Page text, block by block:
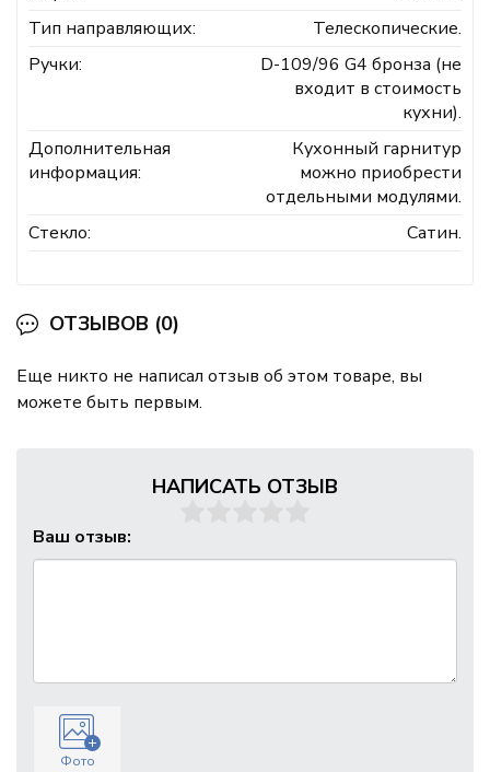
Тип направляющих:
Телескопические.
Ручки:
D-109/96 G4 бронза (не
входит в стоимость
кухни).
Дополнительная
информация:
Кухонный гарнитур
можно приобрести
отдельными модулями.
Стекло:
Сатин.
ОТЗЫВОВ (0)
Еще никто не написал отзыв об этом товаре, вы
можете быть первым.
НАПИСАТЬ ОТЗЫВ
Ваш отзыв:
Фото